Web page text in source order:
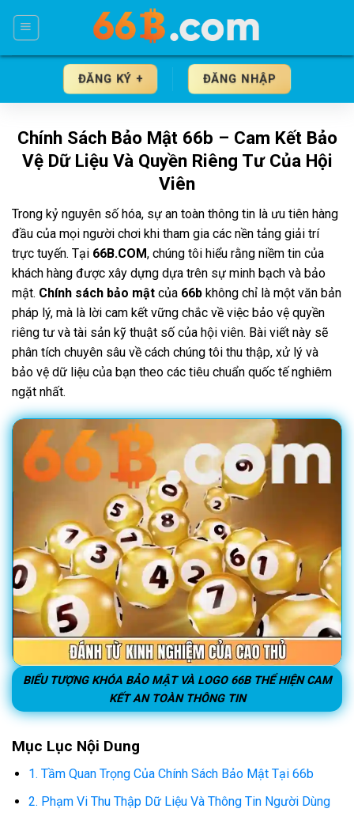
ĐĂNG KÝ + ĐĂNG NHẬP
Chính Sách Bảo Mật 66b – Cam Kết Bảo
Vệ Dữ Liệu Và Quyền Riêng Tư Của Hội
Viên
Trong kỷ nguyên số hóa, sự an toàn thông tin là ưu tiên hàng
đầu của mọi người chơi khi tham gia các nền tảng giải trí
trực tuyến. Tại 66B.COM, chúng tôi hiểu rằng niềm tin của
khách hàng được xây dựng dựa trên sự minh bạch và bảo
mật. Chính sách bảo mật của 66b không chỉ là một văn bản
pháp lý, mà là lời cam kết vững chắc về việc bảo vệ quyền
riêng tư và tài sản kỹ thuật số của hội viên. Bài viết này sẽ
phân tích chuyên sâu về cách chúng tôi thu thập, xử lý và
bảo vệ dữ liệu của bạn theo các tiêu chuẩn quốc tế nghiêm
ngặt nhất.
BIỂU TƯỢNG KHÓA BẢO MẬT VÀ LOGO 66B THỂ HIỆN CAM
KẾT AN TOÀN THÔNG TIN
Mục Lục Nội Dung
1. Tầm Quan Trọng Của Chính Sách Bảo Mật Tại 66b
2. Phạm Vi Thu Thập Dữ Liệu Và Thông Tin Người Dùng